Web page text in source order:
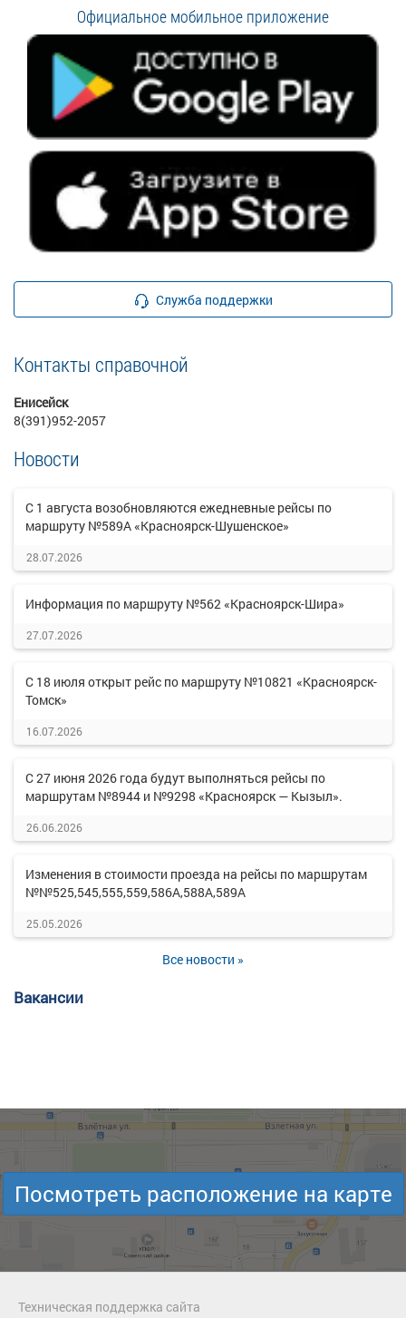
Официальное мобильное приложение
Служба поддержки
Контакты справочной
Енисейск
8(391)952-2057
Новости
С 1 августа возобновляются ежедневные рейсы по
маршруту №589А «Красноярск-Шушенское»
28.07.2026
Информация по маршруту №562 «Красноярск-Шира»
27.07.2026
С 18 июля открыт рейс по маршруту №10821 «Красноярск-
Томск»
16.07.2026
С 27 июня 2026 года будут выполняться рейсы по
маршрутам №8944 и №9298 «Красноярск — Кызыл».
26.06.2026
Изменения в стоимости проезда на рейсы по маршрутам
№№525,545,555,559,586А,588А,589А
25.05.2026
Все новости »
Вакансии
Посмотреть расположение на карте
Техническая поддержка сайта